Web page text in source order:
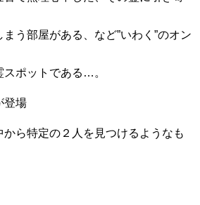
う部屋がある、など”いわく”のオン
ポットである…。
登場
から特定の２人を見つけるようなも